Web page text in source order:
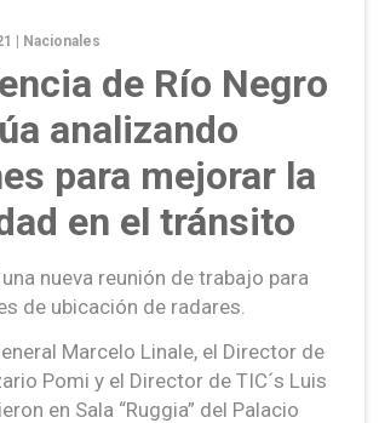
| Nacionales
de Río Negro
analizando
para mejorar la
en el tránsito
nueva reunión de trabajo para
de ubicación de radares.
Marcelo Linale, el Director de
Pomi y el Director de TIC´s Luis
en Sala “Ruggia” del Palacio